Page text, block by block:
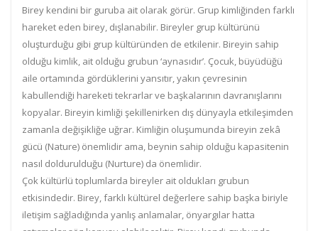
Birey kendini bir guruba ait olarak görür. Grup kimliğinden farklı
hareket eden birey, dışlanabilir. Bireyler grup kültürünü
oluşturduğu gibi grup kültüründen de etkilenir. Bireyin sahip
olduğu kimlik, ait olduğu grubun ‘aynasıdır’. Çocuk, büyüdüğü
aile ortamında gördüklerini yansıtır, yakın çevresinin
kabullendiği hareketi tekrarlar ve başkalarının davranışlarını
kopyalar. Bireyin kimliği şekillenirken dış dünyayla etkileşimden
zamanla değişikliğe uğrar. Kimliğin oluşumunda bireyin zekâ
gücü (Nature) önemlidir ama, beynin sahip olduğu kapasitenin
nasıl doldurulduğu (Nurture) da önemlidir.
Çok kültürlü toplumlarda bireyler ait oldukları grubun
etkisindedir. Birey, farklı kültürel değerlere sahip başka biriyle
iletişim sağladığında yanlış anlamalar, önyargılar hatta